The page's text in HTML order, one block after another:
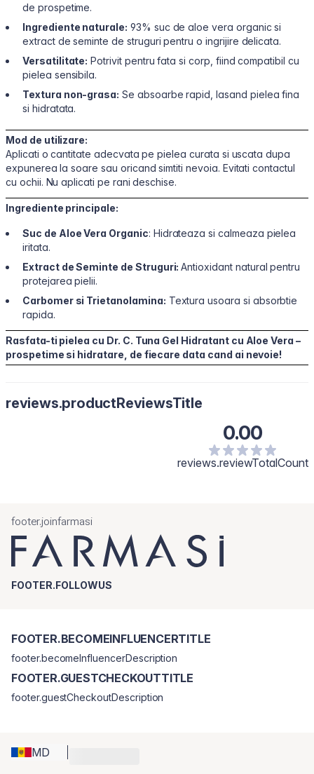
de prospetime.
Ingrediente naturale: 93% suc de aloe vera organic si
extract de seminte de struguri pentru o ingrijire delicata.
Versatilitate: Potrivit pentru fata si corp, fiind compatibil cu
pielea sensibila.
Textura non-grasa: Se absoarbe rapid, lasand pielea fina
si hidratata.
Mod de utilizare:
Aplicati o cantitate adecvata pe pielea curata si uscata dupa
expunerea la soare sau oricand simtiti nevoia. Evitati contactul
cu ochii. Nu aplicati pe rani deschise.
Ingrediente principale:
Suc de Aloe Vera Organic: Hidrateaza si calmeaza pielea
iritata.
Extract de Seminte de Struguri:Antioxidant natural pentru
protejarea pielii.
Carbomer si Trietanolamina: Textura usoara si absorbtie
rapida.
Rasfata-ti pielea cu Dr. C. Tuna Gel Hidratant cu Aloe Vera –
prospetime si hidratare, de fiecare data cand ai nevoie!
reviews.productReviewsTitle
0.00
reviews.reviewTotalCount
footer.joinfarmasi
FOOTER.FOLLOWUS
MD
FOOTER.BECOMEINFLUENCERTITLE
footer.becomeInfluencerDescription
FOOTER.GUESTCHECKOUTTITLE
footer.guestCheckoutDescription